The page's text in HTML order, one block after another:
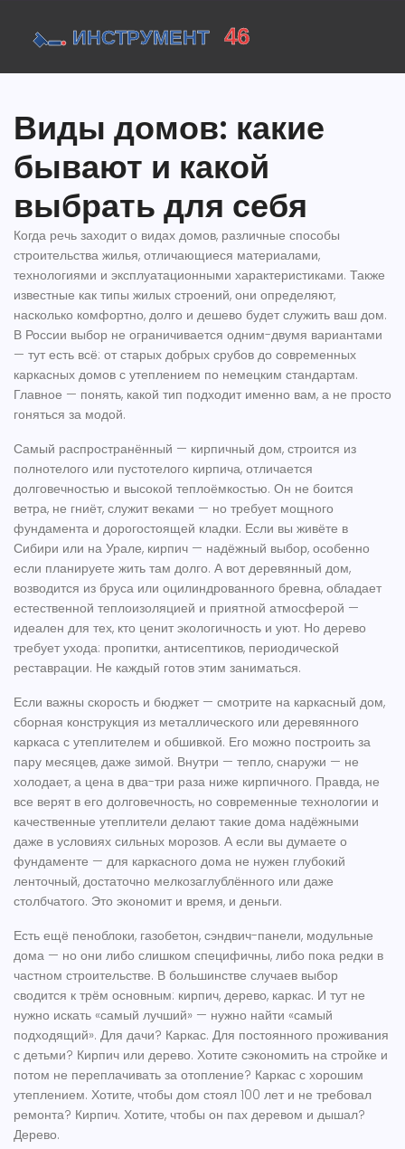
Виды домов: какие
бывают и какой
выбрать для себя
Когда речь заходит о видах домов, различные способы
строительства жилья, отличающиеся материалами,
технологиями и эксплуатационными характеристиками. Также
известные как типы жилых строений, они определяют,
насколько комфортно, долго и дешево будет служить ваш дом.
В России выбор не ограничивается одним-двумя вариантами
— тут есть всё: от старых добрых срубов до современных
каркасных домов с утеплением по немецким стандартам.
Главное — понять, какой тип подходит именно вам, а не просто
гоняться за модой.
Самый распространённый — кирпичный дом, строится из
полнотелого или пустотелого кирпича, отличается
долговечностью и высокой теплоёмкостью. Он не боится
ветра, не гниёт, служит веками — но требует мощного
фундамента и дорогостоящей кладки. Если вы живёте в
Сибири или на Урале, кирпич — надёжный выбор, особенно
если планируете жить там долго. А вот деревянный дом,
возводится из бруса или оцилиндрованного бревна, обладает
естественной теплоизоляцией и приятной атмосферой —
идеален для тех, кто ценит экологичность и уют. Но дерево
требует ухода: пропитки, антисептиков, периодической
реставрации. Не каждый готов этим заниматься.
Если важны скорость и бюджет — смотрите на каркасный дом,
сборная конструкция из металлического или деревянного
каркаса с утеплителем и обшивкой. Его можно построить за
пару месяцев, даже зимой. Внутри — тепло, снаружи — не
холодает, а цена в два-три раза ниже кирпичного. Правда, не
все верят в его долговечность, но современные технологии и
качественные утеплители делают такие дома надёжными
даже в условиях сильных морозов. А если вы думаете о
фундаменте — для каркасного дома не нужен глубокий
ленточный, достаточно мелкозаглублённого или даже
столбчатого. Это экономит и время, и деньги.
Есть ещё пеноблоки, газобетон, сэндвич-панели, модульные
дома — но они либо слишком специфичны, либо пока редки в
частном строительстве. В большинстве случаев выбор
сводится к трём основным: кирпич, дерево, каркас. И тут не
нужно искать «самый лучший» — нужно найти «самый
подходящий». Для дачи? Каркас. Для постоянного проживания
с детьми? Кирпич или дерево. Хотите сэкономить на стройке и
потом не переплачивать за отопление? Каркас с хорошим
утеплением. Хотите, чтобы дом стоял 100 лет и не требовал
ремонта? Кирпич. Хотите, чтобы он пах деревом и дышал?
Дерево.